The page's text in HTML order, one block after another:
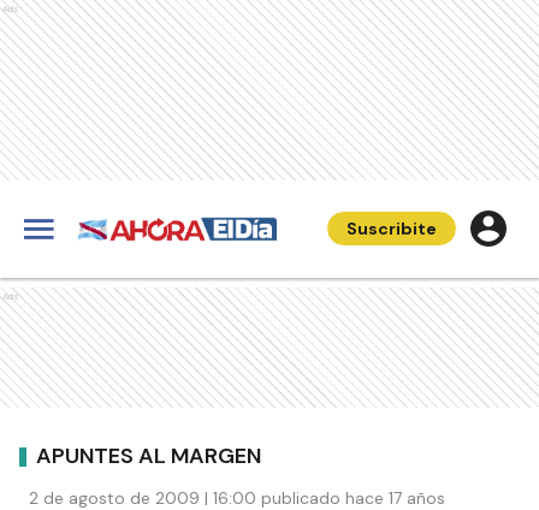
Ads
Suscribite
Ads
APUNTES AL MARGEN
2 de agosto de 2009 | 16:00 publicado hace 17 años